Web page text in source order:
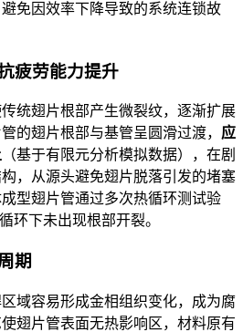
免因效率下降导致的系统连锁故
疲劳能力提升
统翅片根部产生微裂纹，逐渐扩展
的翅片根部与基管呈圆滑过渡， 应
（基于有限元分析模拟数据），在剧
，从源头避免翅片脱落引发的堵塞
型翅片管通过多次热循环测试验
下未出现根部开裂。
期
域容易形成金相组织变化，成为腐
翅片管表面无热影响区，材料原有